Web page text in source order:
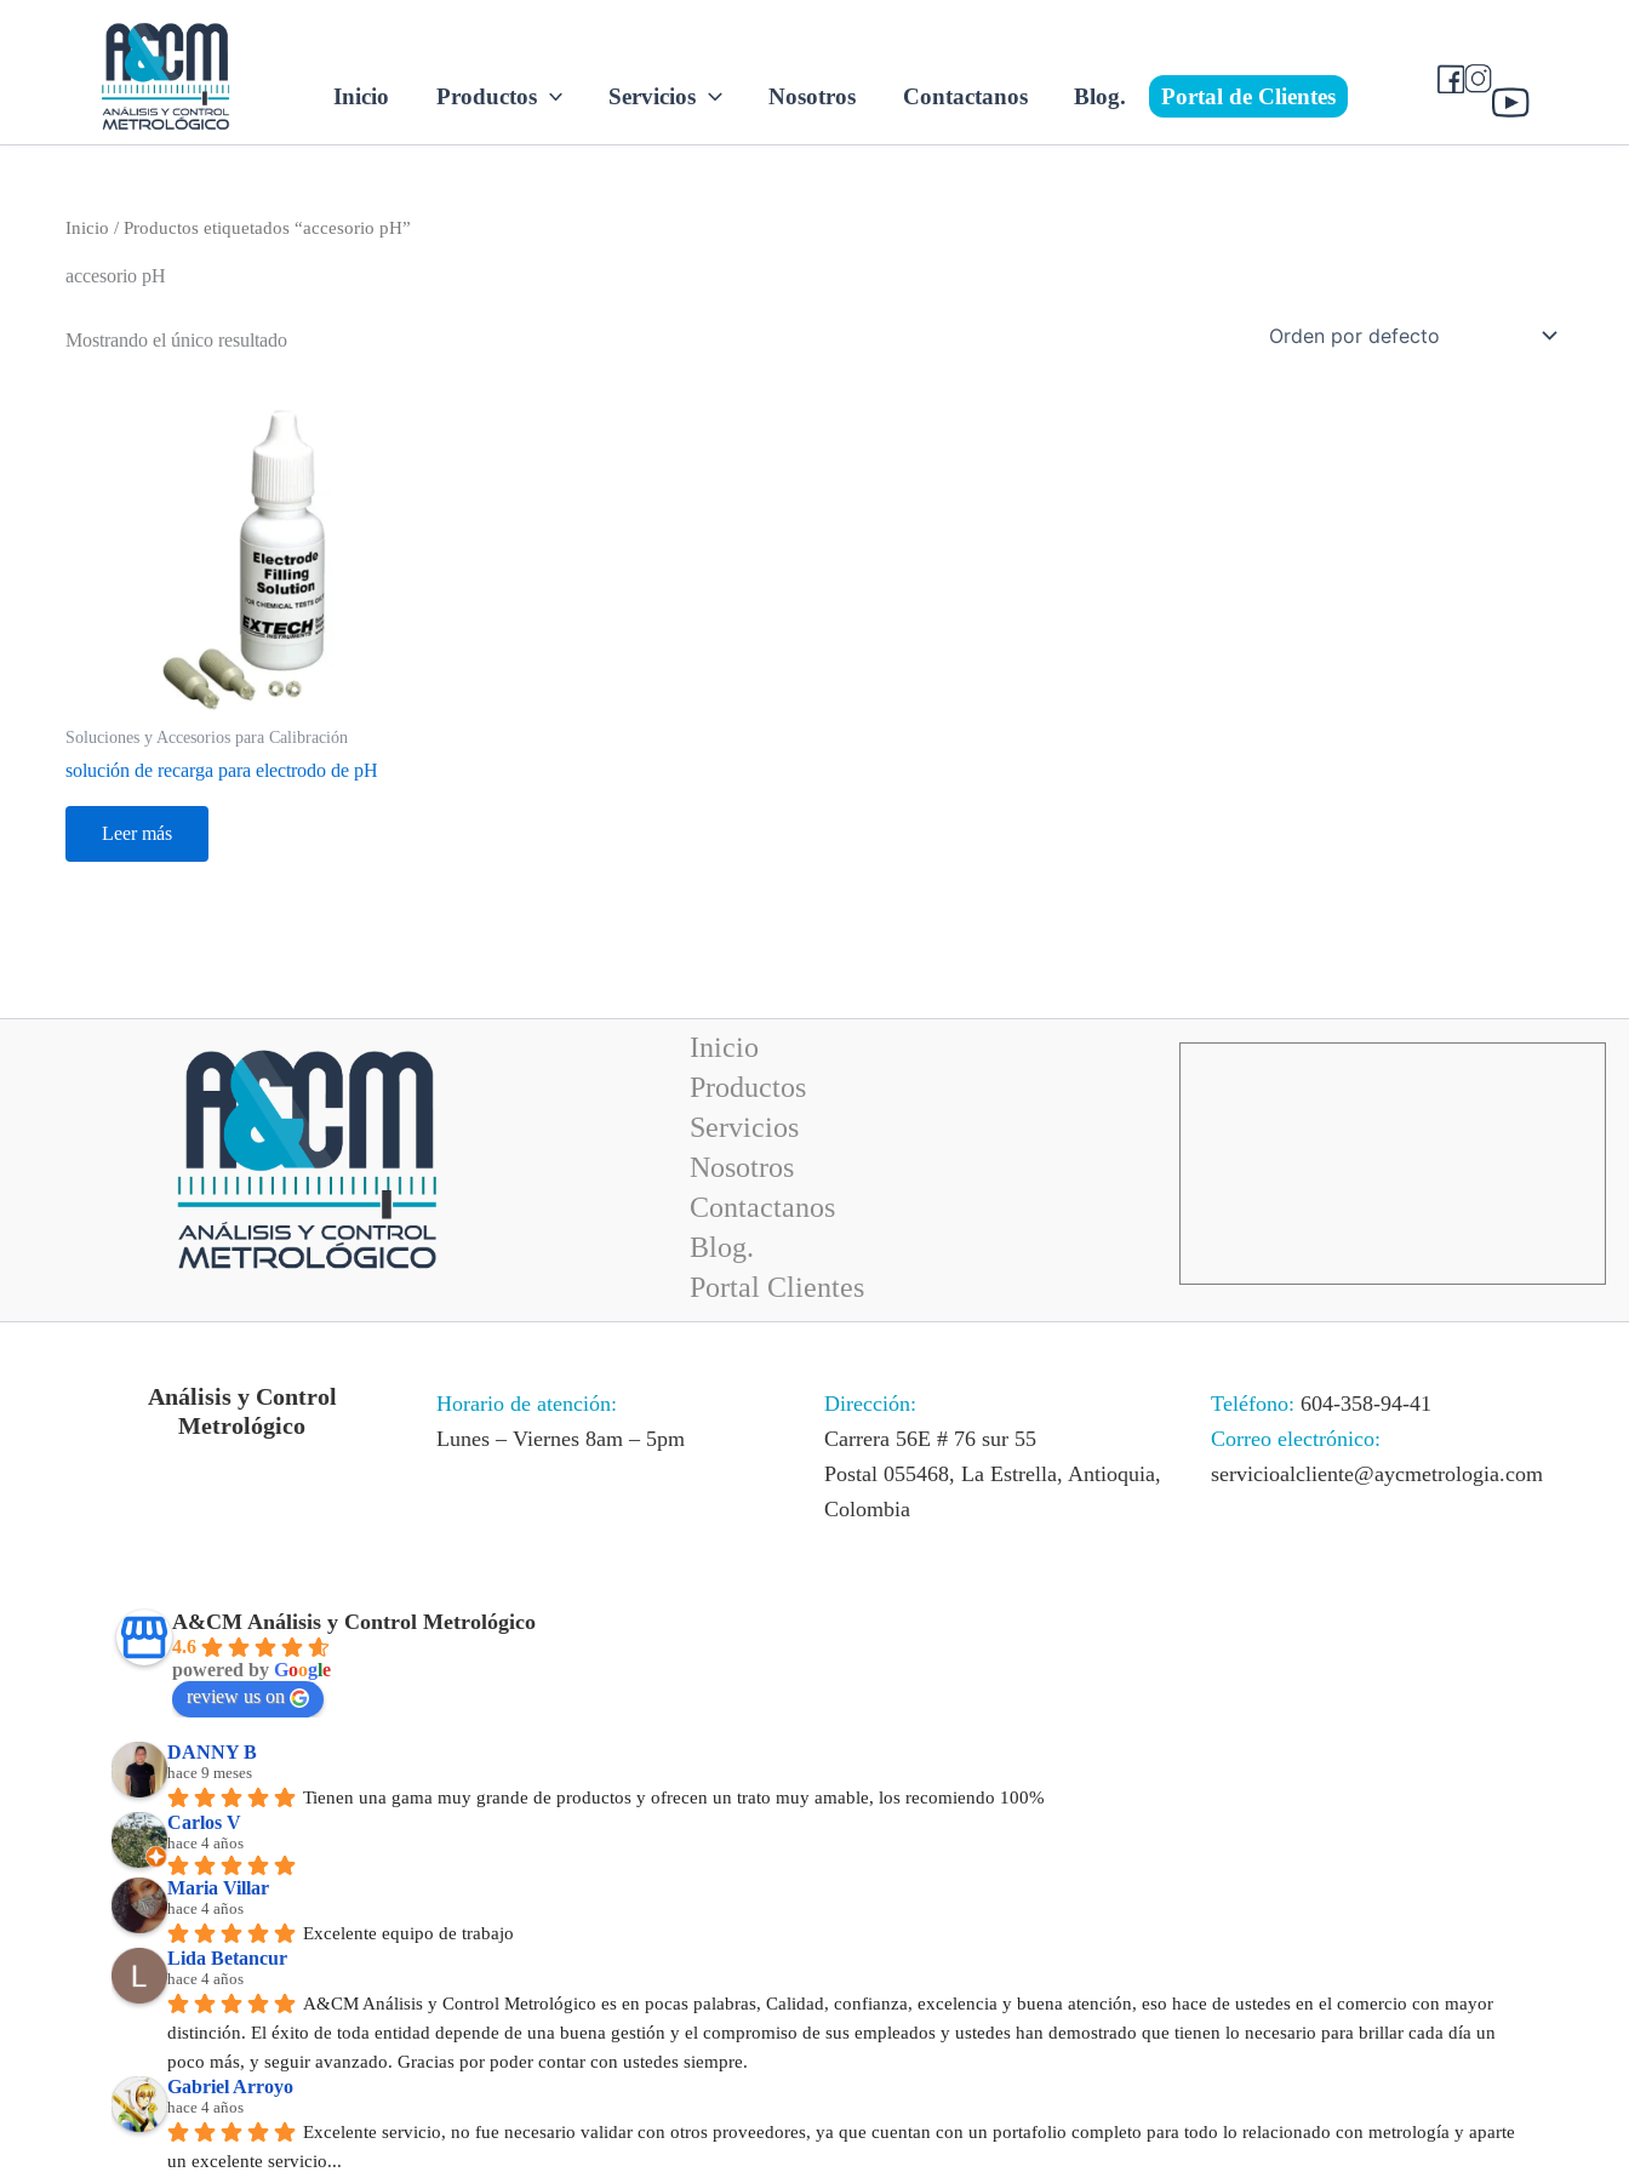
Inicio Productos Servicios Nosotros Contactanos Blog. Portal de Clientes
Inicio / Productos etiquetados “accesorio pH”
accesorio pH
Mostrando el único resultado
Soluciones y Accesorios para Calibración
solución de recarga para electrodo de pH
Leer más
Inicio
Productos
Servicios
Nosotros
Contactanos
Blog.
Portal Clientes
Análisis y Control
Metrológico
Horario de atención:
Lunes – Viernes 8am – 5pm
Dirección:
Carrera 56E # 76 sur 55
Postal 055468, La Estrella, Antioquia,
Colombia
Teléfono: 604-358-94-41
Correo electrónico:
servicioalcliente@aycmetrologia.com
A&CM Análisis y Control Metrológico
4.6
powered by Google
review us on
DANNY B
hace 9 meses
Tienen una gama muy grande de productos y ofrecen un trato muy amable, los recomiendo 100%
Carlos V
hace 4 años
Maria Villar
hace 4 años
Excelente equipo de trabajo
Lida Betancur
hace 4 años
A&CM Análisis y Control Metrológico es en pocas palabras, Calidad, confianza, excelencia y buena atención, eso hace de ustedes en el comercio con mayor
distinción. El éxito de toda entidad depende de una buena gestión y el compromiso de sus empleados y ustedes han demostrado que tienen lo necesario para brillar cada día un
poco más, y seguir avanzado. Gracias por poder contar con ustedes siempre.
Gabriel Arroyo
hace 4 años
Excelente servicio, no fue necesario validar con otros proveedores, ya que cuentan con un portafolio completo para todo lo relacionado con metrología y aparte
un excelente servicio...